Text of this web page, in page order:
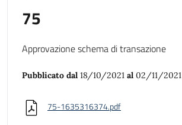
75
Approvazione schema di transazione
Pubblicato dal 18/10/2021 al 02/11/2021
75-1635316374.pdf